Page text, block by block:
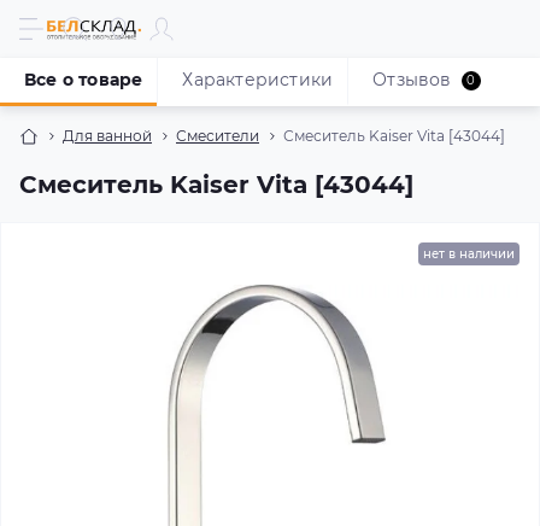
Для ванной Смесители Смеситель Kaiser Vita [43044]
Смеситель Kaiser Vita [43044]
Все о товаре Характеристики Отзывов 0
нет в наличии